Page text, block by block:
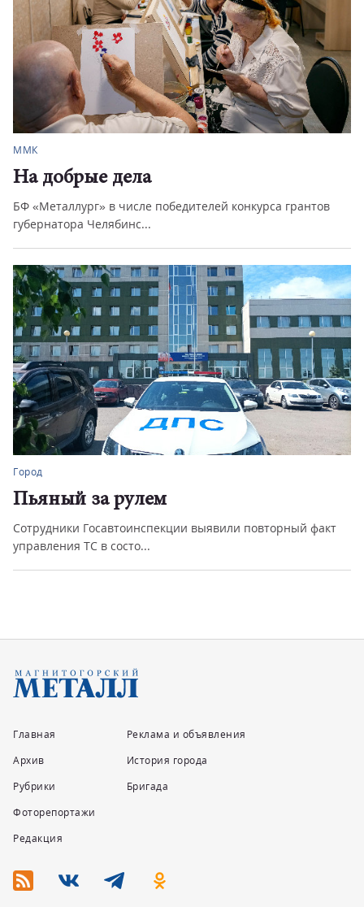
ММК
На добрые дела
БФ «Металлург» в числе победителей конкурса грантов
губернатора Челябинс...
Город
Пьяный за рулем
Сотрудники Госавтоинспекции выявили повторный факт
управления ТС в состо...
Главная
Архив
Рубрики
Фоторепортажи
Редакция
Реклама и объявления
История города
Бригада